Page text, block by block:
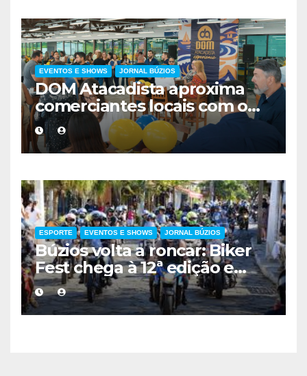
EVENTOS E SHOWS JORNAL BÚZIOS
DOM Atacadista aproxima
comerciantes locais com o
evento DOM Experience
ESPORTE EVENTOS E SHOWS JORNAL BÚZIOS
Búzios volta a roncar: Biker
Fest chega à 12ª edição e
movimenta a Região dos
Lagos